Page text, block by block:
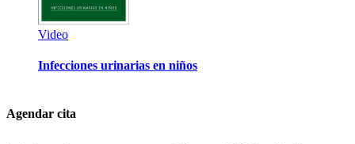
Video
Infecciones urinarias en niños
Agendar cita